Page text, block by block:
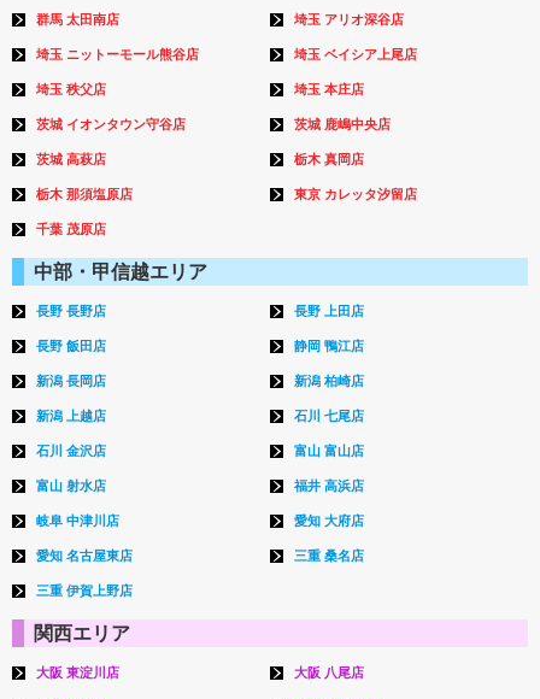
群馬 太田南店 埼玉 アリオ深谷店
埼玉 ニットーモール熊谷店 埼玉 ベイシア上尾店
埼玉 秩父店 埼玉 本庄店
茨城 イオンタウン守谷店 茨城 鹿嶋中央店
茨城 高萩店 栃木 真岡店
栃木 那須塩原店 東京 カレッタ汐留店
千葉 茂原店
中部・甲信越エリア
長野 長野店 長野 上田店
長野 飯田店 静岡 鴨江店
新潟 長岡店 新潟 柏崎店
新潟 上越店 石川 七尾店
石川 金沢店 富山 富山店
富山 射水店 福井 高浜店
岐阜 中津川店 愛知 大府店
愛知 名古屋東店 三重 桑名店
三重 伊賀上野店
関西エリア
大阪 東淀川店 大阪 八尾店